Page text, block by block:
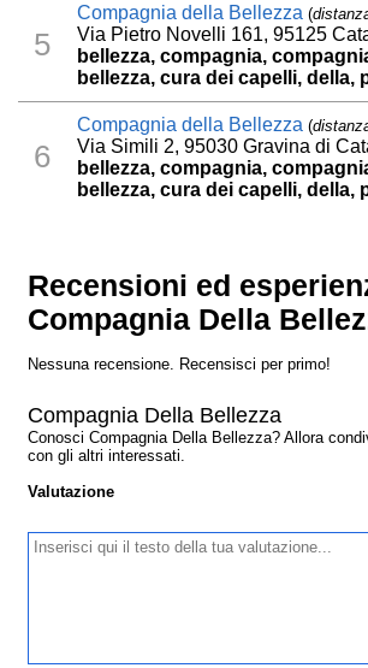
5
Compagnia della Bellezza (
Via Pietro Novelli 161, 95125
bellezza, compagnia,
bellezza, cura dei capelli, della,
6
Compagnia della Bellezza (
Via Simili 2, 95030 Gravina di
bellezza, compagnia,
bellezza, cura dei capelli, della,
Recensioni ed
Compagnia Della
Nessuna recensione. Recensisci per primo!
Compagnia Della Bellezza
Conosci Compagnia Della Bellezza? Allora
con gli altri interessati.
Valutazione